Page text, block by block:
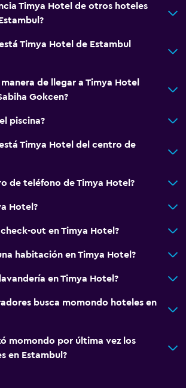
Timya Hotel de otros hoteles
Timya Hotel de Estambul
de llegar a Timya Hotel
Gokcen?
piscina?
Timya Hotel del centro de
de teléfono de Timya Hotel?
Hotel?
check-out en Timya Hotel?
habitación en Timya Hotel?
en Timya Hotel?
busca momondo hoteles en
momondo por última vez los
en Estambul?